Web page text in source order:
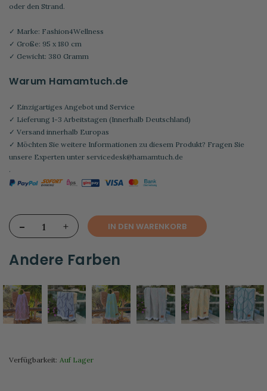
oder den Strand.
✓ Marke: Fashion4Wellness
✓ Große: 95 x 180 cm
✓ Gewicht: 380 Gramm
Warum Hamamtuch.de
✓ Einzigartiges Angebot und Service
✓ Lieferung 1-3 Arbeitstagen (Innerhalb Deutschland)
✓ Versand innerhalb Europas
✓ Möchten Sie weitere Informationen zu diesem Produkt? Fragen Sie
unsere Experten unter servicedesk@hamamtuch.de
.
- + IN DEN WARENKORB
Andere Farben
Verfügbarkeit: Auf Lager